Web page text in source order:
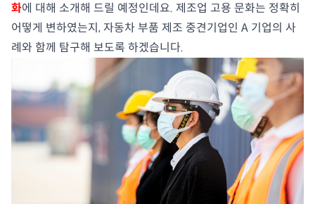
화에 대해 소개해 드릴 예정인데요. 제조업 고용 문화는 정확히
어떻게 변하였는지, 자동차 부품 제조 중견기업인 A 기업의 사
례와 함께 탐구해 보도록 하겠습니다.